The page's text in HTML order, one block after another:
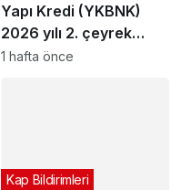
Yapı Kredi (YKBNK)
2026 yılı 2. çeyrek
bilançosunu açıkladı
1 hafta önce
Kap Bildirimleri